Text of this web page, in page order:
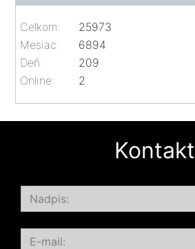
Online: 2
Celkom:
25973
Mesiac:
6894
Deň:
209
Kontakt